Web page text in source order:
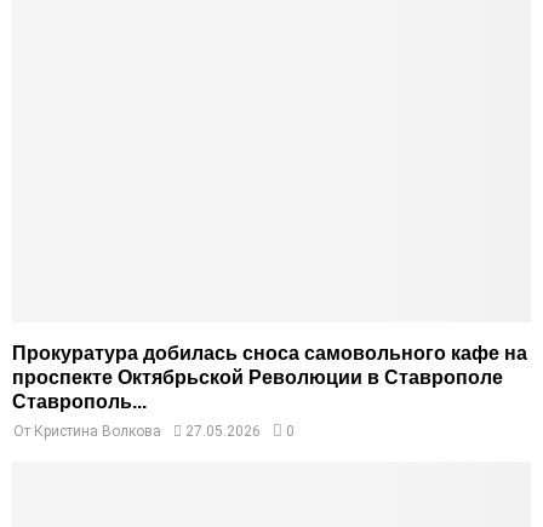
Прокуратура добилась сноса самовольного кафе на
проспекте Октябрьской Революции в Ставрополе
Ставрополь...
От Кристина Волкова 27.05.2026 0